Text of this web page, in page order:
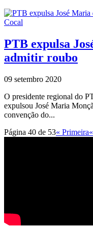
Cocal
PTB expulsa
admitir roubo
09 setembro 2020
O presidente regional do
expulsou José Maria
convenção do...
Página 40 de 53« Primeira«